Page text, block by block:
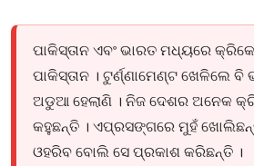
ପାକିସ୍ତାନ ଏବଂ ଭାରତ ମଧ୍ୟରେ
ପାକିସ୍ତାନ । ଟୁର୍ଣ୍ଣାମେଣ୍ଟ ଖେଳିଲେ
ଅଡୁଆ ହେଲାଣି । ନିଜ ଦେଶର ଅନେକ
କହୁଛନ୍ତି । ଏପ୍ରସଙ୍ଗରେ ମୁହଁ
ଓହରିବ ବୋଲି ସେ ପ୍ରକାଶ କରିଛନ୍ତି ।